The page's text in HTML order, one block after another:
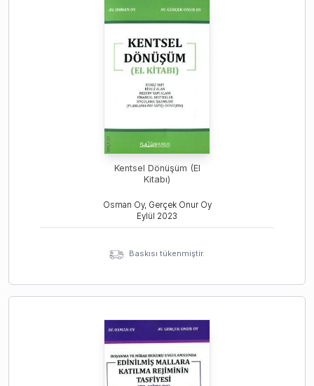
Kentsel Dönüşüm (El
Kitabı)
Osman Oy, Gerçek Onur Oy
Eylül 2023
Baskısı tükenmiştir.